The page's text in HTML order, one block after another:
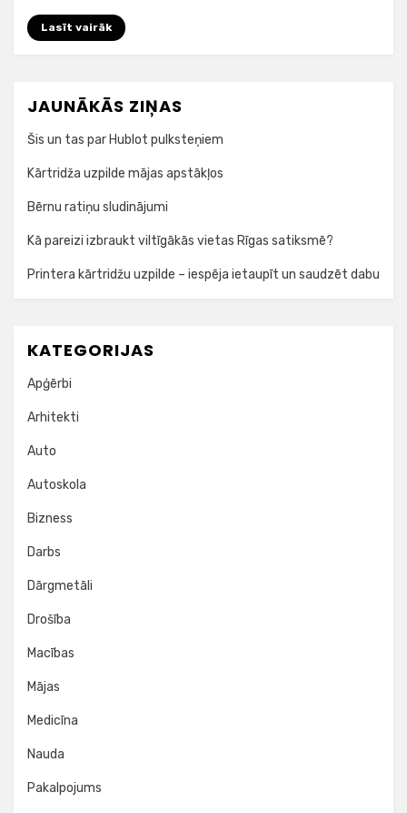
Lasīt vairāk
JAUNĀKĀS ZIŅAS
Šis un tas par Hublot pulksteņiem
Kārtridža uzpilde mājas apstākļos
Bērnu ratiņu sludinājumi
Kā pareizi izbraukt viltīgākās vietas Rīgas satiksmē?
Printera kārtridžu uzpilde – iespēja ietaupīt un saudzēt dabu
KATEGORIJAS
Apģērbi
Arhitekti
Auto
Autoskola
Bizness
Darbs
Dārgmetāli
Drošība
Macības
Mājas
Medicīna
Nauda
Pakalpojums